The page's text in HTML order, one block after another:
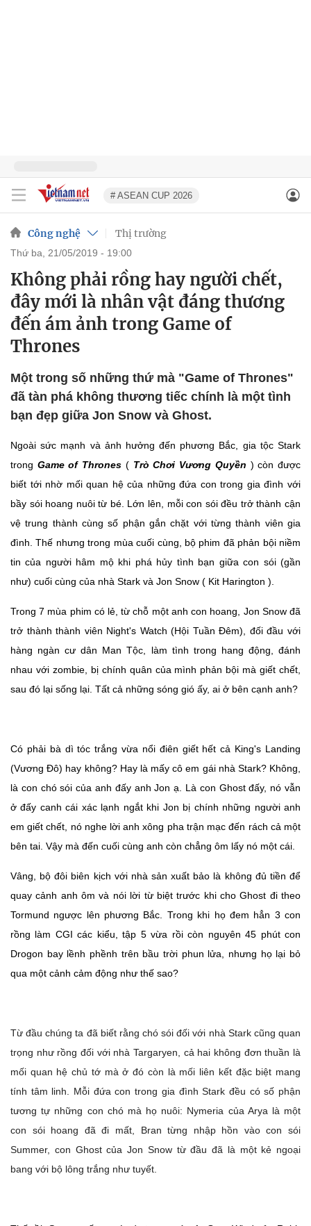
# ASEAN CUP 2026
Công nghệ Thị trường
thứ ba, 21/05/2019 - 19:00
Không phải rồng hay người chết,
đây mới là nhân vật đáng thương
đến ám ảnh trong Game of
Thrones
Một trong số những thứ mà "Game of Thrones"
đã tàn phá không thương tiếc chính là một tình
bạn đẹp giữa Jon Snow và Ghost.
Ngoài sức mạnh và ảnh hưởng đến phương Bắc, gia tộc Stark
trong Game of Thrones (Trò Chơi Vương Quyền ) còn được
biết tới nhờ mối quan hệ của những đứa con trong gia đình với
bầy sói hoang nuôi từ bé. Lớn lên, mỗi con sói đều trở thành cận
vệ trung thành cùng số phận gắn chặt với từng thành viên gia
đình. Thế nhưng trong mùa cuối cùng, bộ phim đã phản bội niềm
tin của người hâm mộ khi phá hủy tình bạn giữa con sói (gần
như) cuối cùng của nhà Stark và Jon Snow ( Kit Harington ).
Trong 7 mùa phim có lẻ, từ chỗ một anh con hoang, Jon Snow đã
trở thành thành viên Night's Watch (Hội Tuần Đêm), đối đầu với
hàng ngàn cư dân Man Tộc, làm tình trong hang động, đánh
nhau với zombie, bị chính quân của mình phản bội mà giết chết,
sau đó lại sống lại. Tất cả những sóng gió ấy, ai ở bên cạnh anh?
Có phải bà dì tóc trắng vừa nổi điên giết hết cả King's Landing
(Vương Đô) hay không? Hay là mấy cô em gái nhà Stark? Không,
là con chó sói của anh đấy anh Jon ạ. Là con Ghost đấy, nó vẫn
ở đấy canh cái xác lạnh ngắt khi Jon bị chính những người anh
em giết chết, nó nghe lời anh xông pha trận mạc đến rách cả một
bên tai. Vậy mà đến cuối cùng anh còn chẳng ôm lấy nó một cái.
Vâng, bộ đôi biên kịch với nhà sản xuất bảo là không đủ tiền để
quay cảnh anh ôm và nói lời từ biệt trước khi cho Ghost đi theo
Tormund ngược lên phương Bắc. Trong khi họ đem hẳn 3 con
rồng làm CGI các kiểu, tập 5 vừa rồi còn nguyên 45 phút con
Drogon bay lềnh phềnh trên bầu trời phun lửa, nhưng họ lại bỏ
qua một cảnh cảm động như thế sao?
Từ đầu chúng ta đã biết rằng chó sói đối với nhà Stark cũng quan
trọng như rồng đối với nhà Targaryen, cả hai không đơn thuần là
mối quan hệ chủ tớ mà ở đó còn là mối liên kết đặc biệt mang
tính tâm linh. Mỗi đứa con trong gia đình Stark đều có số phận
tương tự những con chó mà họ nuôi: Nymeria của Arya là một
con sói hoang đã đi mất, Bran từng nhập hồn vào con sói
Summer, con Ghost của Jon Snow từ đầu đã là một kẻ ngoại
bang với bộ lông trắng như tuyết.